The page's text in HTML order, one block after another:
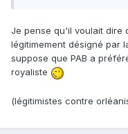
Je pense qu'il voulait
légitimement désigné par
suppose que PAB a
royaliste
(légitimistes contre